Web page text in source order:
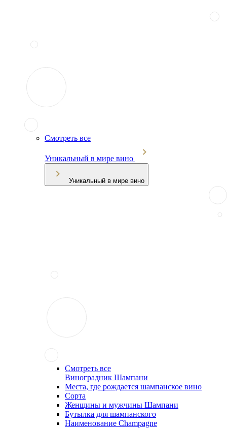
Смотреть все
Уникальный в мире вино
Уникальный в мире вино
Смотреть все
Виноградник Шампани
Места, где рождается шампанское вино
Сорта
Женщины и мужчины Шампани
Бутылка для шампанского
Наименование Champagne